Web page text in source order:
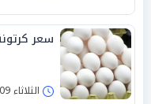
سعر كرتونة
الثلاثاء 09/يونيو/2026 - 10:30 ص